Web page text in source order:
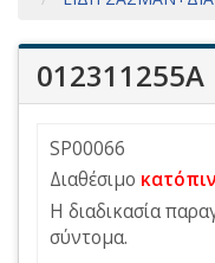
012311255A
SP00066
Διαθέσιμο
Η διαδικασία
σύντομα.